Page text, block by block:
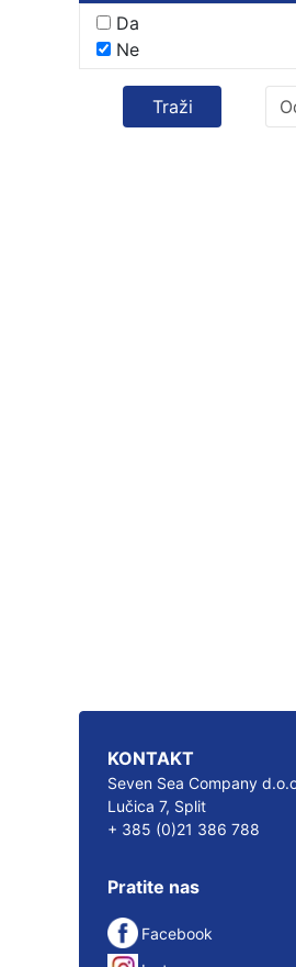
Da
Ne
Traži
KONTAKT
Seven Sea Company
Lučica 7, Split
+ 385 (0)21 386 788
Pratite nas
Facebook